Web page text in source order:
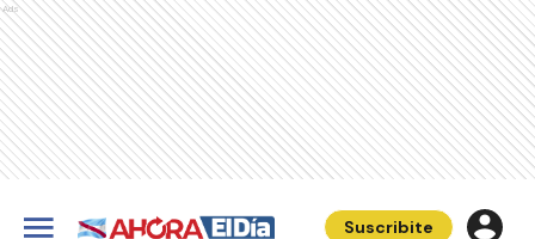
Ads
Suscribite